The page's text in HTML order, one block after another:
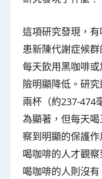
這項研究發現，
患新陳代謝症候
每天飲用黑咖啡
險明顯降低。研
兩杯（約237-474
為顯著，但每天
察到明顯的保護
喝咖啡的人才觀
喝咖啡的人則沒